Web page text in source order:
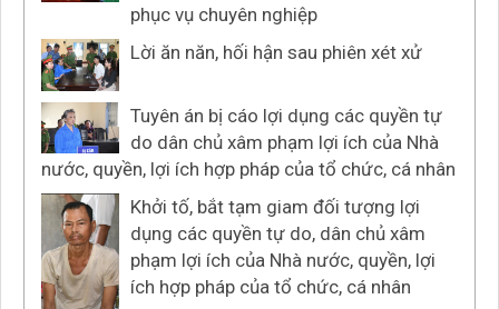
phục vụ chuyên nghiệp
Lời ăn năn, hối hận sau phiên xét xử
Tuyên án bị cáo lợi dụng các quyền tự
do dân chủ xâm phạm lợi ích của Nhà
nước, quyền, lợi ích hợp pháp của tổ chức, cá nhân
Khởi tố, bắt tạm giam đối tượng lợi
dụng các quyền tự do, dân chủ xâm
phạm lợi ích của Nhà nước, quyền, lợi
ích hợp pháp của tổ chức, cá nhân